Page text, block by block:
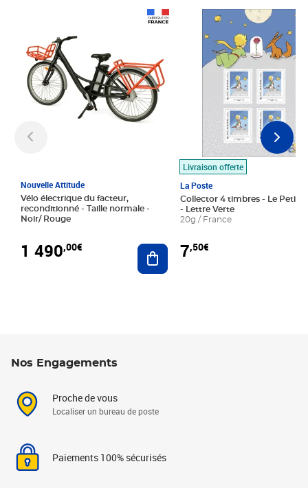
Nouvelle Attitude
Vélo électrique du facteur,
reconditionné - Taille normale -
Noir/ Rouge
1 490,00€ Ajouter au panier
Livraison offerte
La Poste
Collector 4 timbres - Le Petit
- Lettre Verte
20g / France
7,50€
Prix 7,50€
Nos Engagements
Proche de vous
Localiser un bureau de poste
Paiements 100% sécurisés